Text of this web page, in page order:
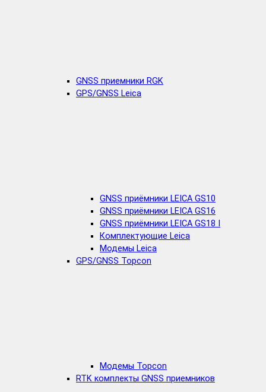
GNSS приемники RGK
GPS/GNSS Leica
GNSS приёмники LEICA GS10
GNSS приёмники LEICA GS16
GNSS приёмники LEICA GS18 I
Комплектующие Leica
Модемы Leica
GPS/GNSS Topcon
Модемы Topcon
RTK комплекты GNSS приемников